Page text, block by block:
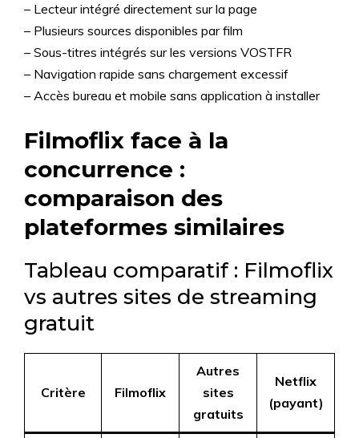
– Lecteur intégré directement sur la page
– Plusieurs sources disponibles par film
– Sous-titres intégrés sur les versions VOSTFR
– Navigation rapide sans chargement excessif
– Accès bureau et mobile sans application à installer
Filmoflix face à la
concurrence :
comparaison des
plateformes similaires
Tableau comparatif : Filmoflix
vs autres sites de streaming
gratuit
Critère Filmoflix
Autres
sites
gratuits
Netflix
(payant)